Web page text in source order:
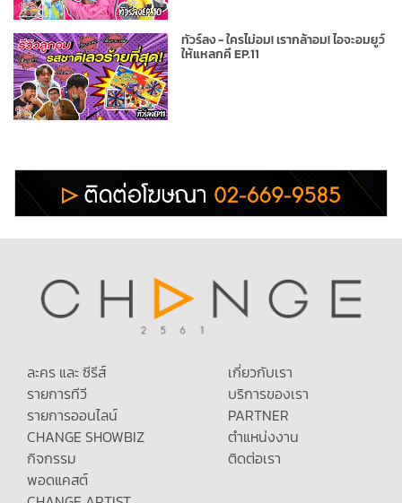
ทัวร์ลง - ใครไม่อม! เรากล้าอม! ไอจะอมยูว์
ให้แหลกคึ EP.11
ละคร และ ซีรีส์
รายการทีวี
รายการออนไลน์
CHANGE SHOWBIZ
กิจกรรม
พอดแคสต์
เกี่ยวกับเรา
บริการของเรา
PARTNER
ตำแหน่งงาน
ติดต่อเรา